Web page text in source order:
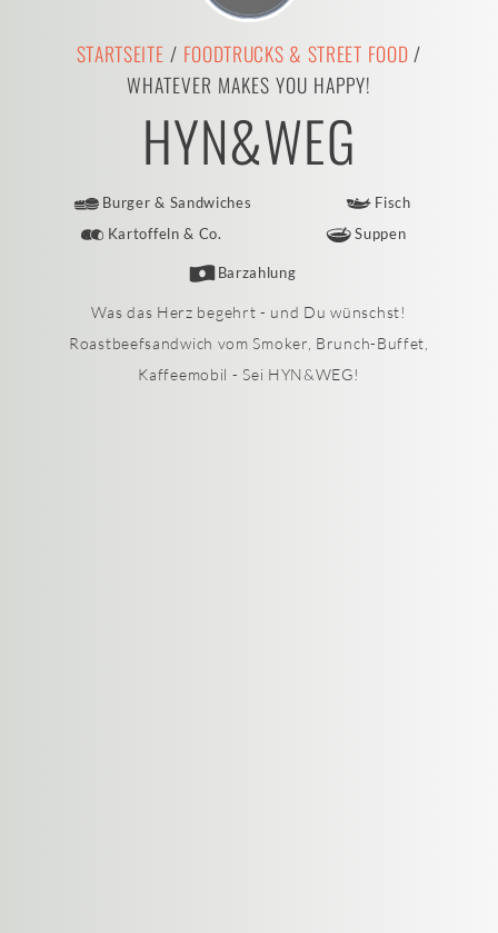
STARTSEITE / FOODTRUCKS & STREET FOOD/
WHATEVER MAKES YOU HAPPY!
HYN&WEG
Burger & Sandwiches
Fisch
Kartoffeln & Co.
Suppen
Barzahlung
Was das Herz begehrt - und Du wünschst!
Roastbeefsandwich vom Smoker, Brunch-Buffet,
Kaffeemobil - Sei HYN&WEG!